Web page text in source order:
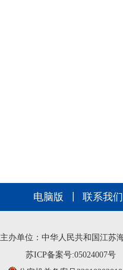
电脑版 联系我们
主办单位：中华人民共和国江苏
苏ICP备案号:05024007号